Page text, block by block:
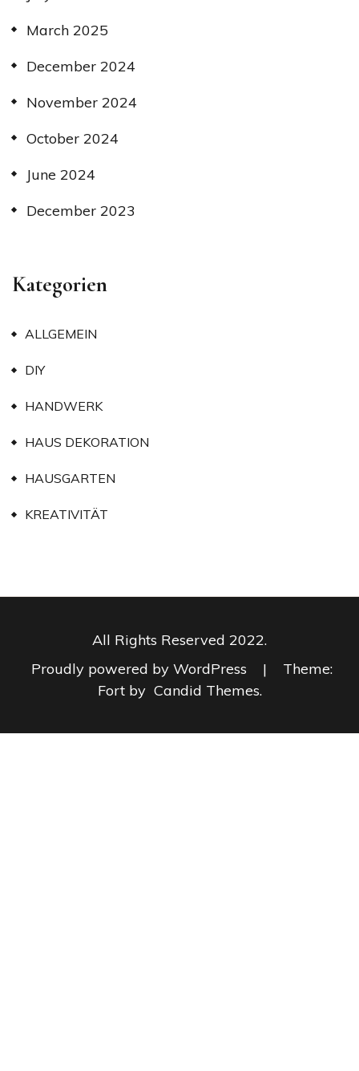
March 2025
December 2024
November 2024
October 2024
June 2024
December 2023
Kategorien
ALLGEMEIN
DIY
HANDWERK
HAUS DEKORATION
HAUSGARTEN
KREATIVITÄT
All Rights Reserved 2022.
Proudly powered by WordPress
|
Theme:
Fort by Candid Themes.